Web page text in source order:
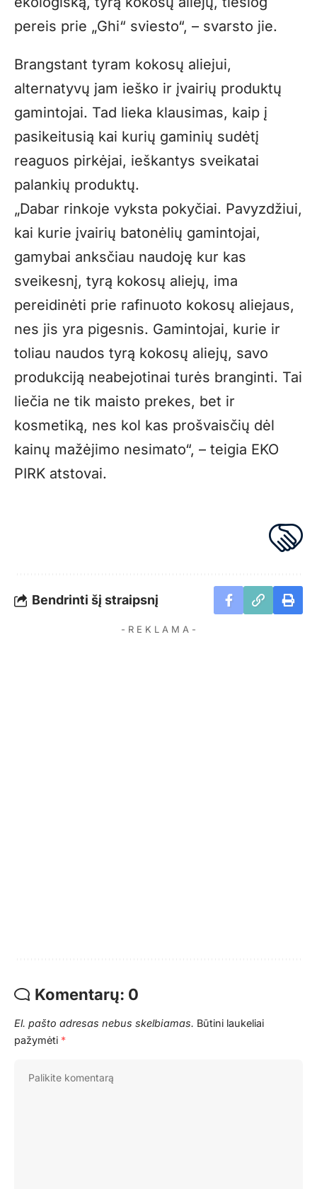
pereis prie „Ghi“ sviesto“, – svarsto jie.
Brangstant tyram kokosų aliejui,
alternatyvų jam ieško ir įvairių produktų
gamintojai. Tad lieka klausimas, kaip į
pasikeitusią kai kurių gaminių sudėtį
reaguos pirkėjai, ieškantys sveikatai
palankių produktų.
„Dabar rinkoje vyksta pokyčiai. Pavyzdžiui,
kai kurie įvairių batonėlių gamintojai,
gamybai anksčiau naudoję kur kas
sveikesnį, tyrą kokosų aliejų, ima
pereidinėti prie rafinuoto kokosų aliejaus,
nes jis yra pigesnis. Gamintojai, kurie ir
toliau naudos tyrą kokosų aliejų, savo
produkciją neabejotinai turės branginti. Tai
liečia ne tik maisto prekes, bet ir
kosmetiką, nes kol kas prošvaisčių dėl
kainų mažėjimo nesimato“, – teigia EKO
PIRK atstovai.
Bendrinti šį straipsnį
- R E K L A M A -
Komentarų: 0
El. pašto adresas nebus skelbiamas. Būtini laukeliai
pažymėti *